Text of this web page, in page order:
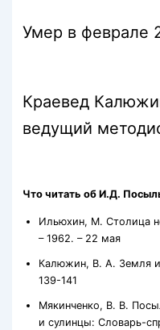
Умер в феврале
Краевед
ведущий
Что читать об И.Д.
Ильюхин, М. Столица
– 1962. – 22 мая
Калюжин, В. А. Земля и
139-141
Мякинченко, В. В.
и сулинцы: Словарь-